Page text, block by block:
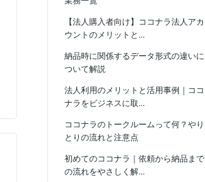
【法人購入者向け】ココナラ法人アカ
ウントのメリットと...
納品時に関係するデータ形式の違いに
ついて解説
法人利用のメリットと活用事例｜ココ
ナラをビジネスに取...
ココナラのトークルームって何？やり
とりの流れと注意点
初めてのココナラ｜依頼から納品まで
の流れをやさしく解...